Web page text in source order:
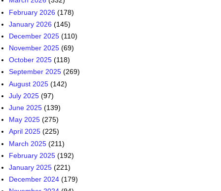
October 2025(118)
September 2025(269)
August 2025(142)
July 2025(97)
June 2025 (139)
May 2025(275)
April 2025(225)
March 2025(211)
February 2025
January 2025(221)
December 2024
November 2024
October 2024(119)
September 2024(131)
August 2024(209)
July 2024(223)